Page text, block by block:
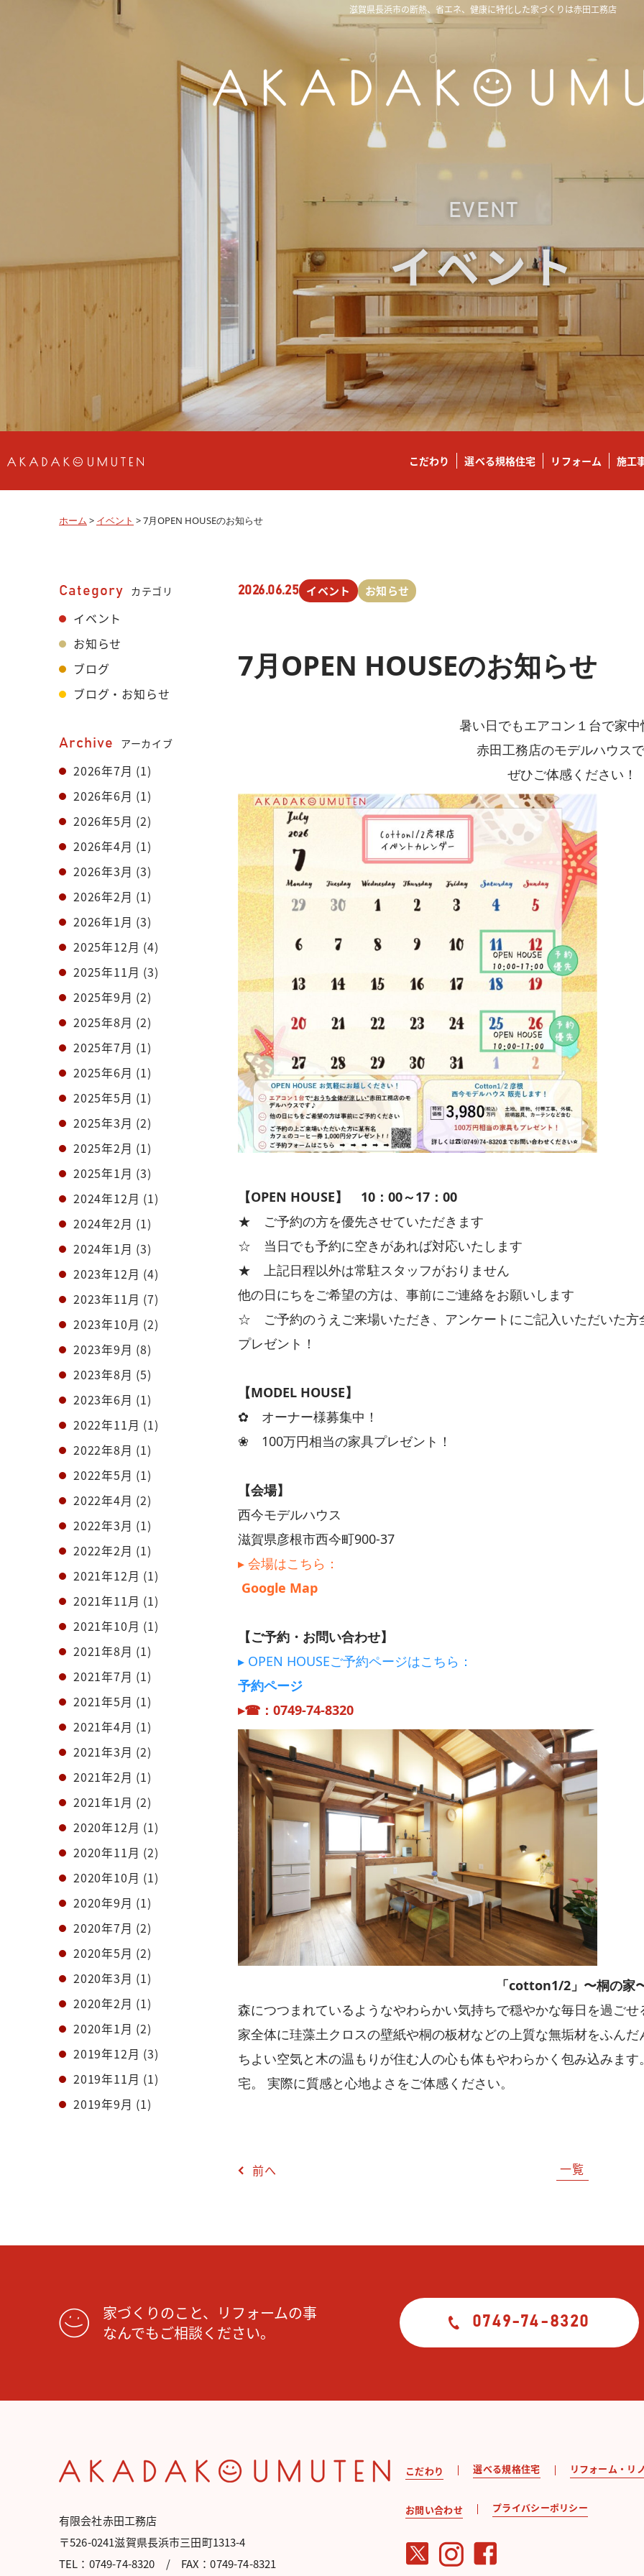
滋賀県長浜市の断熱、省エネ、健康に特化した家づくりは赤田工務店
こだわり 選べる規格住宅 リフォーム 施工
EVENT
イベント
ホーム > イベント >7月OPEN HOUSEのお知らせ
Category カテゴリ
イベント
お知らせ
ブログ
ブログ・お知らせ
Archive アーカイブ
2026年7月 (1)
2026年6月 (1)
2026年5月 (2)
2026年4月 (1)
2026年3月 (3)
2026年2月 (1)
2026年1月 (3)
2025年12月 (4)
2025年11月 (3)
2025年9月 (2)
2025年8月 (2)
2025年7月 (1)
2025年6月 (1)
2025年5月 (1)
2025年3月 (2)
2025年2月 (1)
2025年1月 (3)
2024年12月 (1)
2024年2月 (1)
2024年1月 (3)
2023年12月 (4)
2023年11月 (7)
2023年10月 (2)
2023年9月 (8)
2023年8月 (5)
2023年6月 (1)
2022年11月 (1)
2022年8月 (1)
2022年5月 (1)
2022年4月 (2)
2022年3月 (1)
2022年2月 (1)
2021年12月 (1)
2021年11月 (1)
2021年10月 (1)
2021年8月 (1)
2021年7月 (1)
2021年5月 (1)
2021年4月 (1)
2021年3月 (2)
2021年2月 (1)
2021年1月 (2)
2020年12月 (1)
2020年11月 (2)
2020年10月 (1)
2020年9月 (1)
2020年7月 (2)
2020年5月 (2)
2020年3月 (1)
2020年2月 (1)
2020年1月 (2)
2019年12月 (3)
2019年11月 (1)
2019年9月 (1)
2026.06.25 イベント お知らせ
7月OPEN HOUSEのお知らせ
暑い日でもエアコン１台で家中
赤田工務店のモデルハウス
ぜひご体感ください！
【OPEN HOUSE】 10：00～17：00
★ ご予約の方を優先させていただきます
☆ 当日でも予約に空きがあれば対応いたします
★ 上記日程以外は常駐スタッフがおりません
他の日にちをご希望の方は、事前にご連絡をお願いします
☆ ご予約のうえご来場いただき、アンケートにご記入いただいた方
プレゼント！
【MODEL HOUSE】
✿ オーナー様募集中！
❀ 100万円相当の家具プレゼント！
【会場】
西今モデルハウス
滋賀県彦根市西今町900-37
▸ 会場はこちら：
Google Map
【ご予約・お問い合わせ】
▸ OPEN HOUSEご予約ページはこちら：
予約ページ
▸☎：0749-74-8320
「cotton1/2」〜桐の家
森につつまれているようなやわらかい気持ちで穏やかな毎日を過ご
家全体に珪藻土クロスの壁紙や桐の板材などの上質な無垢材をふん
ちよい空気と木の温もりが住む人の心も体もやわらかく包み込みま
宅。 実際に質感と心地よさをご体感ください。
前へ 一覧
家づくりのこと、リフォームの事
なんでもご相談ください。
0749-74-8320
有限会社赤田工務店
〒526-0241滋賀県長浜市三田町1313-4
TEL：0749-74-8320 / FAX：0749-74-8321
こだわり 選べる規格住宅 リフォーム・リ
お問い合わせ プライバシーポリシー